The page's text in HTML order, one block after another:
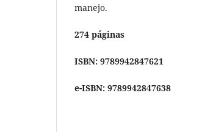
manejo.
274 páginas
ISBN: 9789942847621
e-ISBN: 9789942847638